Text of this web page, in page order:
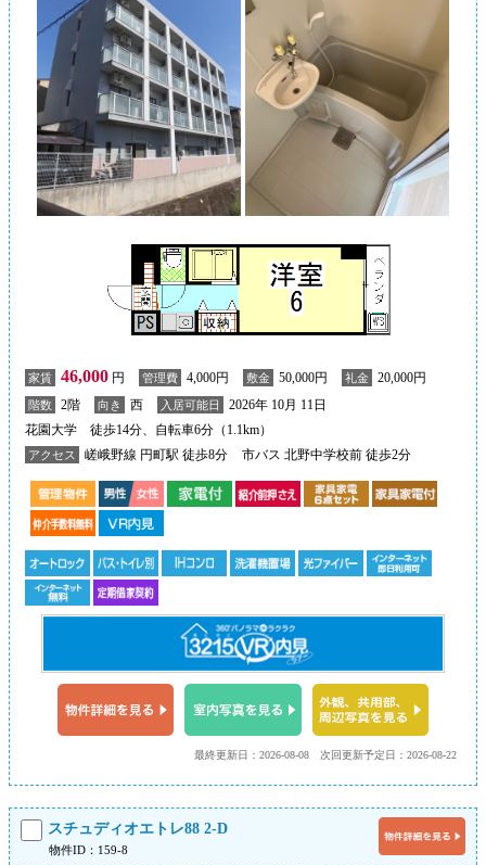
家賃 46,000 円 管理費 4,000円 敷金 50,000円 礼金 20,000円
階数 2階 向き 西 入居可能日
2026年 10月 11日
花園大学 徒歩14分、自転車6分（1.1km）
アクセス 嵯峨野線 円町駅 徒歩8分 市バス 北野中学校前 徒歩2分
次回更新予定日：2026-08-22
最終更新日：2026-08-08
スチュディオエトレ88 2-D
物件ID：159-8